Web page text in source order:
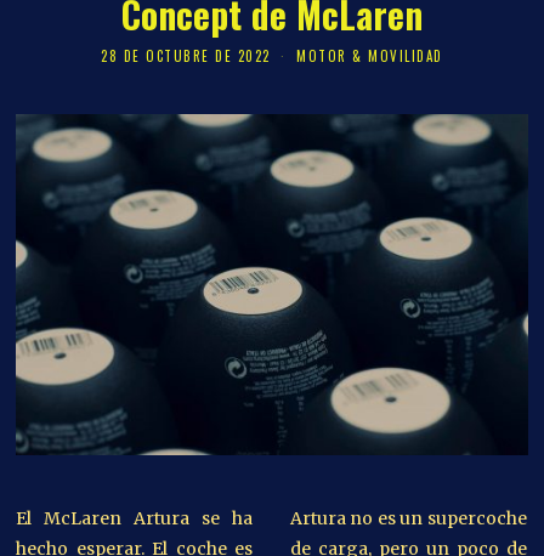
Concept de McLaren
28 DE OCTUBRE DE 2022 MOTOR & MOVILIDAD
El McLaren Artura se ha
hecho esperar. El coche es
Artura no es un supercoche
de carga, pero un poco de